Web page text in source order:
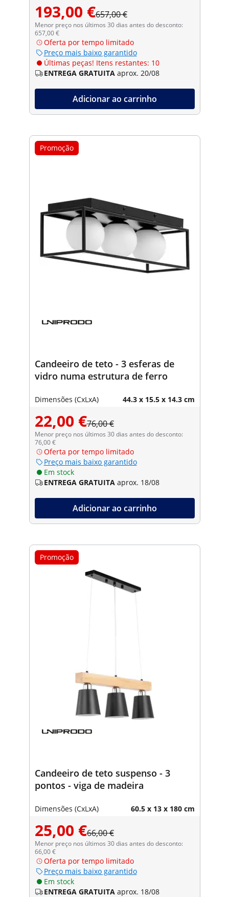
193,00 €657,00 €
Menor preço nos últimos 30 dias antes do desconto:
657,00 €
Oferta por tempo limitado
Preço mais baixo garantido
Últimas peças! Itens restantes: 10
ENTREGA GRATUITA aprox. 20/08
Adicionar ao carrinho
Promoção
Candeeiro de teto - 3 esferas de
vidro numa estrutura de ferro
Dimensões (CxLxA) 44.3 x 15.5 x 14.3 cm
22,00 €76,00 €
Menor preço nos últimos 30 dias antes do desconto:
76,00 €
Oferta por tempo limitado
Preço mais baixo garantido
Em stock
ENTREGA GRATUITA aprox. 18/08
Adicionar ao carrinho
Promoção
Candeeiro de teto suspenso - 3
pontos - viga de madeira
Dimensões (CxLxA) 60.5 x 13 x 180 cm
25,00 €66,00 €
Menor preço nos últimos 30 dias antes do desconto:
66,00 €
Oferta por tempo limitado
Preço mais baixo garantido
Em stock
ENTREGA GRATUITA aprox. 18/08